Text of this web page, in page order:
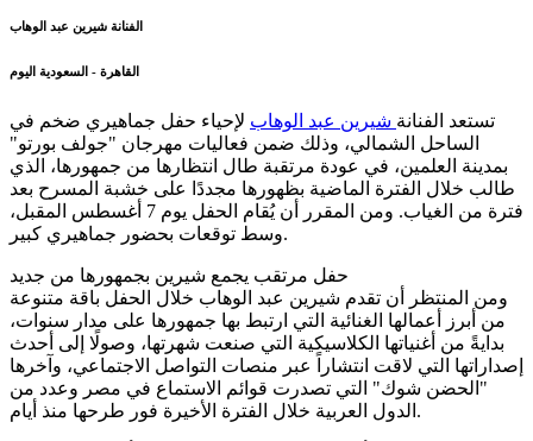
الفنانة شيرين عبد الوهاب
القاهرة - السعودية اليوم
تستعد الفنانة شيرين عبد الوهاب لإحياء حفل جماهيري ضخم في
الساحل الشمالي، وذلك ضمن فعاليات مهرجان "جولف بورتو"
بمدينة العلمين، في عودة مرتقبة طال انتظارها من جمهورها، الذي
طالب خلال الفترة الماضية بظهورها مجددًا على خشبة المسرح بعد
فترة من الغياب. ومن المقرر أن يُقام الحفل يوم 7 أغسطس المقبل،
وسط توقعات بحضور جماهيري كبير.
حفل مرتقب يجمع شيرين بجمهورها من جديد
ومن المنتظر أن تقدم شيرين عبد الوهاب خلال الحفل باقة متنوعة
من أبرز أعمالها الغنائية التي ارتبط بها جمهورها على مدار سنوات،
بدايةً من أغنياتها الكلاسيكية التي صنعت شهرتها، وصولًا إلى أحدث
إصداراتها التي لاقت انتشاراً عبر منصات التواصل الاجتماعي، وآخرها
"الحضن شوك" التي تصدرت قوائم الاستماع في مصر وعدد من
الدول العربية خلال الفترة الأخيرة فور طرحها منذ أيام.